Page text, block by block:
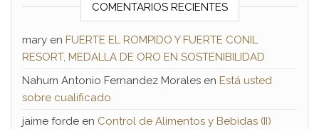
COMENTARIOS RECIENTES
mary en FUERTE EL ROMPIDO Y FUERTE CONIL
RESORT, MEDALLA DE ORO EN SOSTENIBILIDAD
Nahum Antonio Fernandez Morales en Está usted
sobre cualificado
jaime forde en Control de Alimentos y Bebidas (II)